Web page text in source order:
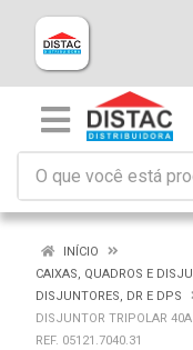
INÍCIO
CAIXAS, QUADROS E
DISJUNTORES, DR E DPS
DISJUNTOR TRIPOLAR
REF. 05121.7040.31